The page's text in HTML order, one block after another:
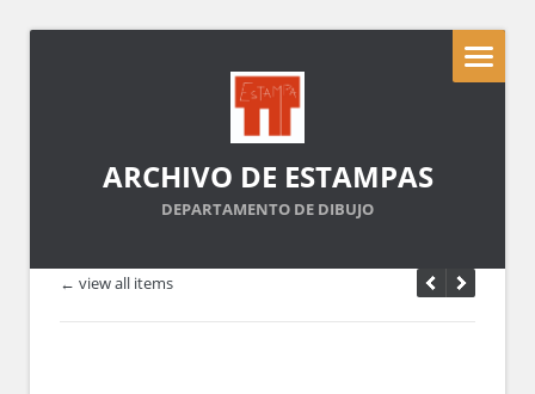
ARCHIVO DE ESTAMPAS
DEPARTAMENTO DE DIBUJO
← view all items